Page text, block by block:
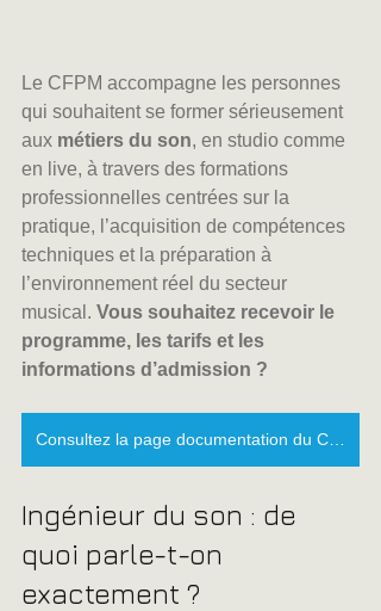
Le CFPM accompagne les personnes
qui souhaitent se former sérieusement
aux métiers du son, en studio comme
en live, à travers des formations
professionnelles centrées sur la
pratique, l’acquisition de compétences
techniques et la préparation à
l’environnement réel du secteur
musical. Vous souhaitez recevoir le
programme, les tarifs et les
informations d’admission ?
Ingénieur du son : de
quoi parle-t-on
exactement ?